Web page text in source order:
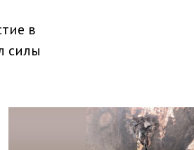
в
силы